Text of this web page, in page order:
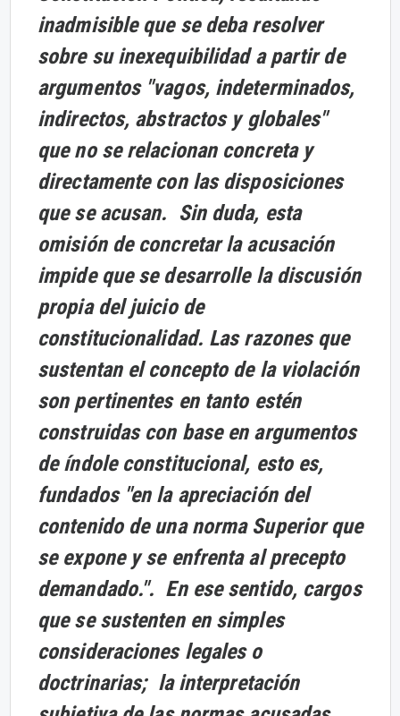
inadmisible que se deba resolver
sobre su inexequibilidad a partir de
argumentos "vagos, indeterminados,
indirectos, abstractos y globales"
que no se relacionan concreta y
directamente con las disposiciones
que se acusan. Sin duda, esta
omisión de concretar la acusación
impide que se desarrolle la discusión
propia del juicio de
constitucionalidad. Las razones que
sustentan el concepto de la violación
son pertinentes en tanto estén
construidas con base en argumentos
de índole constitucional, esto es,
fundados "en la apreciación del
contenido de una norma Superior que
se expone y se enfrenta al precepto
demandado.". En ese sentido, cargos
que se sustenten en simples
consideraciones legales o
doctrinarias; la interpretación